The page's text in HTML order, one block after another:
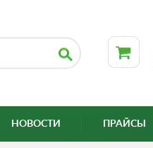
НОВОСТИ ПРАЙСЫ